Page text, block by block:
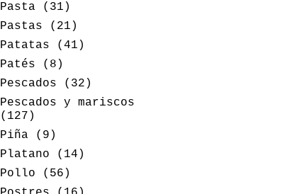
Pasta
(31)
Pastas
(21)
Patatas
(41)
Patés
(8)
Pescados
(32)
Pescados y mariscos
(127)
Piña
(9)
Platano
(14)
Pollo
(56)